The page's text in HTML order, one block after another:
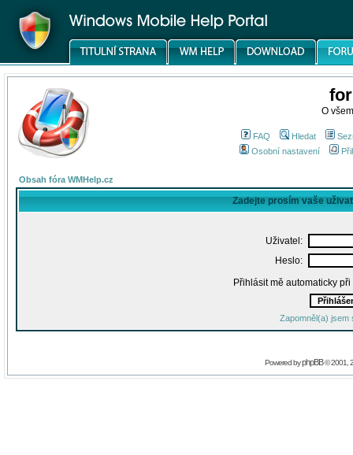
O
FAQ Hledat
Osobní nastavení
Obsah fóra WMHelp.cz
Zadejte prosím vaše
Uživatel:
Heslo:
Přihlásit mě automaticky
Zapomněl(a) jsem
Powered byphpBB© 2001,